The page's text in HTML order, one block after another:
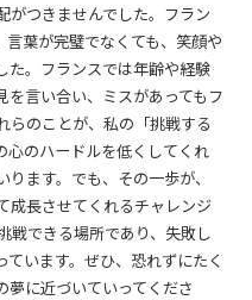
がつきませんでした。フラン
葉が完璧でなくても、笑顔や
た。フランスでは年齢や経験
言い合い、ミスがあってもフ
らのことが、私の「挑戦する
心のハードルを低くしてくれ
ます。でも、その一歩が、
成長させてくれるチャレンジ
戦できる場所であり、失敗し
います。ぜひ、恐れずにたく
夢に近づいていってくださ